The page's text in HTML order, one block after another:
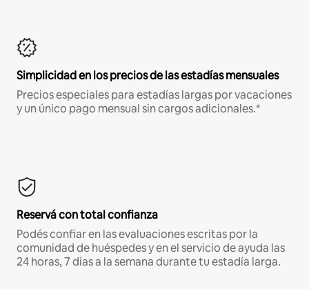
Simplicidad en los precios de las estadías mensuales
Precios especiales para estadías largas por vacaciones
y un único pago mensual sin cargos adicionales.*
Reservá con total confianza
Podés confiar en las evaluaciones escritas por la
comunidad de huéspedes y en el servicio de ayuda las
24 horas, 7 días a la semana durante tu estadía larga.